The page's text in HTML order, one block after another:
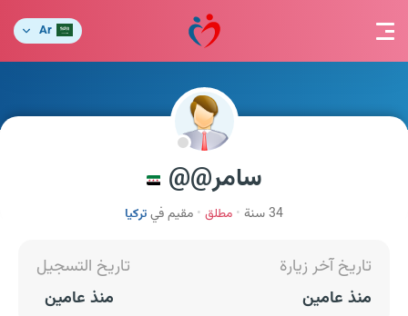
Ar
سامر@@
34 سنة مطلق مقيم فيتركيا
تاريخ آخر زيارة
منذ عامين
تاريخ التسجيل
منذ عامين